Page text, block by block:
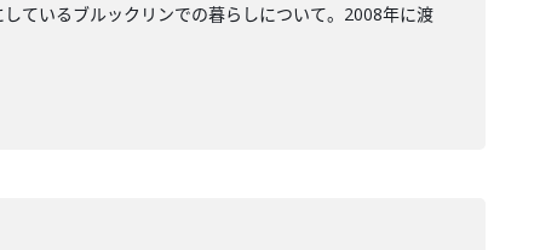
ているブルックリンでの暮らしについて。2008年に渡